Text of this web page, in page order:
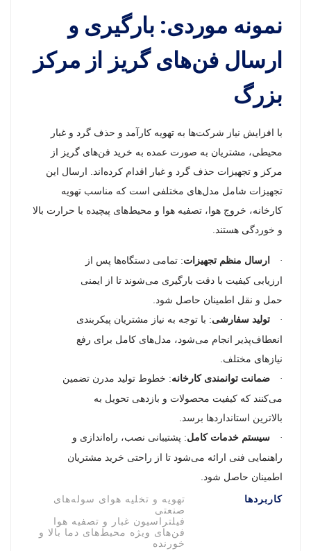
نمونه موردی: بارگیری و
ارسال فن‌های گریز از مرکز
بزرگ
با افزایش نیاز شرکت‌ها به تهویه کارآمد و حذف گرد و غبار
محیطی، مشتریان به صورت عمده به خرید فن‌های گریز از
مرکز و تجهیزات حذف گرد و غبار اقدام کرده‌اند. ارسال این
تجهیزات شامل مدل‌های مختلفی است که مناسب تهویه
کارخانه، خروج هوا، تصفیه هوا و محیط‌های پیچیده با حرارت بالا
و خوردگی هستند.
· ارسال منظم تجهیزات: تمامی دستگاه‌ها پس از
ارزیابی کیفیت با دقت بارگیری می‌شوند تا از ایمنی
حمل و نقل اطمینان حاصل شود.
· تولید سفارشی: با توجه به نیاز مشتریان پیکربندی
انعطاف‌پذیر انجام می‌شود، مدل‌های کامل برای رفع
نیازهای مختلف.
· ضمانت توانمندی کارخانه: خطوط تولید مدرن تضمین
می‌کنند که کیفیت محصولات و بازدهی تحویل به
بالاترین استانداردها برسد.
· سیستم خدمات کامل: پشتیبانی نصب، راه‌اندازی و
راهنمایی فنی ارائه می‌شود تا از راحتی خرید مشتریان
اطمینان حاصل شود.
کاربردها
تهویه و تخلیه هوای سوله‌های
صنعتی
فیلتراسیون غبار و تصفیه هوا
فن‌های ویژه محیط‌های دما بالا و
خورنده